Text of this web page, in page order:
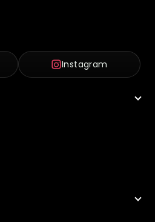
Instagram